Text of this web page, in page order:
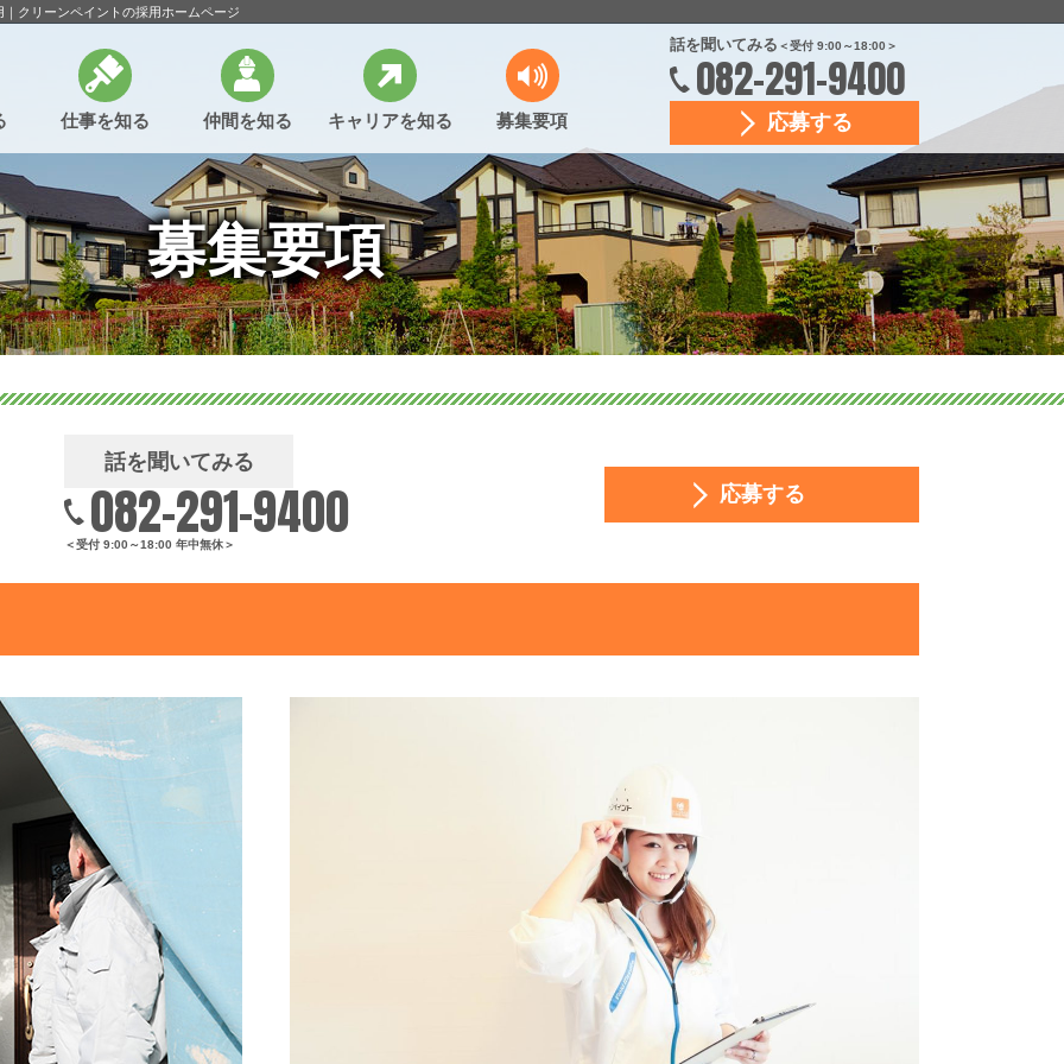
クリーンペイントの採用ホームページ
仕事を知る 仲間を知る キャリアを知る 募集要項
話を聞いてみる ＜受付 9:00～18:00＞
082-291-9400
応募する
募集要項
話を聞いてみる
082-291-9400
＜受付 9:00～18:00 年中無休＞
応募する